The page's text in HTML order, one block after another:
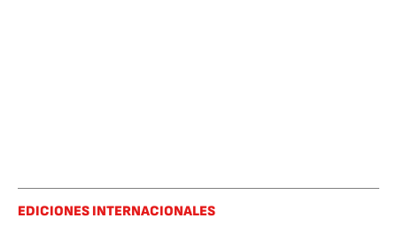
EDICIONES INTERNACIONALES